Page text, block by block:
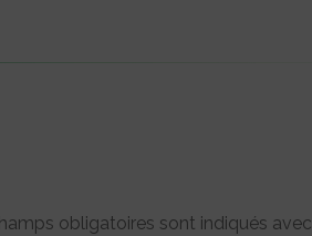
obligatoires sont indiqués avec